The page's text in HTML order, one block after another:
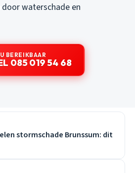
waterschade en
BEREIKBAAR
085 019 54 68
stormschade Brunssum: dit